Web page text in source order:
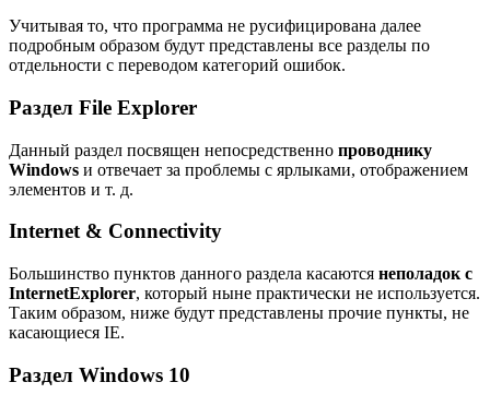
Учитывая то, что программа не русифицирована далее
подробным образом будут представлены все разделы по
отдельности с переводом категорий ошибок.
Раздел File Explorer
Данный раздел посвящен непосредственно проводнику
Windows и отвечает за проблемы с ярлыками, отображением
элементов и т. д.
Internet & Connectivity
Большинство пунктов данного раздела касаются неполадок с
InternetExplorer, который ныне практически не используется.
Таким образом, ниже будут представлены прочие пункты, не
касающиеся IE.
Раздел Windows 10